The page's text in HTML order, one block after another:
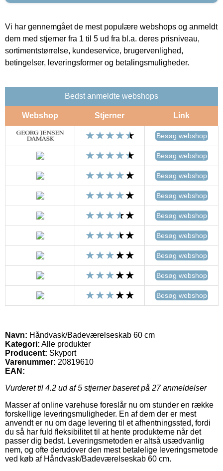
Vi har gennemgået de mest populære webshops og anmeldt
dem med stjerner fra 1 til 5 ud fra bl.a. deres prisniveau,
sortimentstørrelse, kundeservice, brugervenlighed,
betingelser, leveringsformer og betalingsmuligheder.
Bedst anmeldte webshops
Webshop Stjerner Link
Besøg webshop
Besøg webshop
Besøg webshop
Besøg webshop
Besøg webshop
Besøg webshop
Besøg webshop
Besøg webshop
Besøg webshop
Navn: Håndvask/Badeværelseskab 60 cm
Kategori: Alle produkter
Producent: Skyport
Varenummer: 20819610
EAN:
Vurderet til 4.2 ud af 5 stjerner baseret på 27anmeldelser
Masser af online varehuse foreslår nu om stunder en række
forskellige leveringsmuligheder. En af dem der er mest
anvendt er nu om dage levering til et afhentningssted, fordi
du så har fuld fleksibilitet til at hente produkterne når det
passer dig bedst. Leveringsmetoden er altså usædvanlig
nem, og ofte derudover den mest betalelige leveringsmetode
ved køb af Håndvask/Badeværelseskab 60 cm.